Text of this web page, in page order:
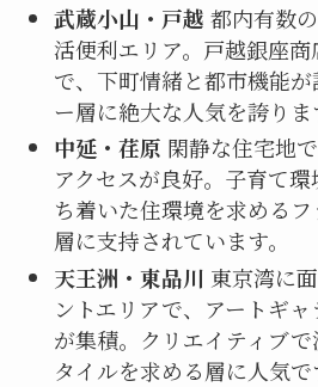
武蔵小山・戸越 都内有数
活便利エリア。戸越銀座
で、下町情緒と都市機能
ー層に絶大な人気を誇りま
中延・荏原 閑静な住宅地
アクセスが良好。子育て
ち着いた住環境を求める
層に支持されています。
天王洲・東品川 東京湾に
ントエリアで、アートギ
が集積。クリエイティブ
タイルを求める層に人気で